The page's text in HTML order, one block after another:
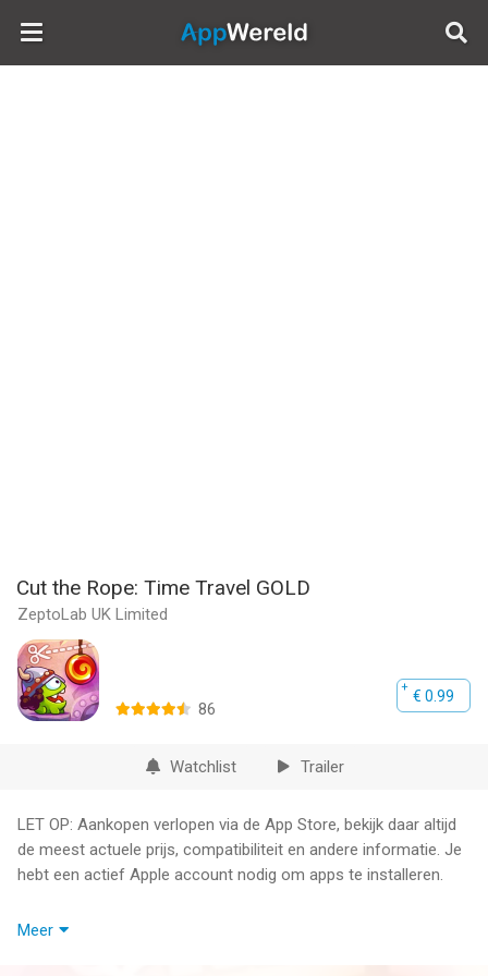
AppWereld
Cut the Rope: Time Travel GOLD
ZeptoLab UK Limited
€ 0.99
86
Watchlist Trailer
LET OP: Aankopen verlopen via de App Store, bekijk daar altijd
de meest actuele prijs, compatibiliteit en andere informatie. Je
hebt een actief Apple account nodig om apps te installeren.
Reis samen met Om Nom terug in de tijd om zijn voorouders
Meer